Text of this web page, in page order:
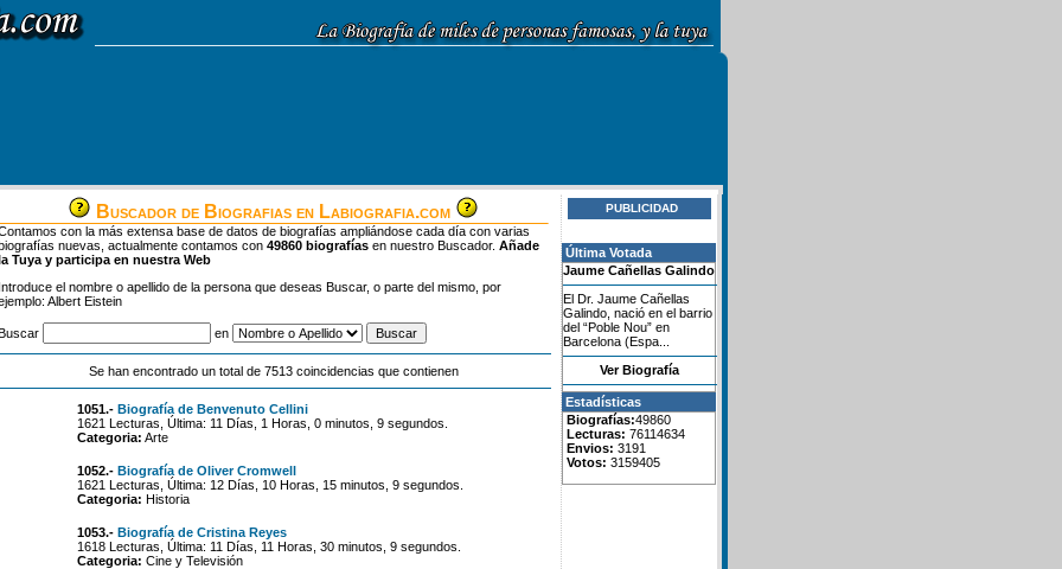
Buscador de Biografias en Labiografia.com
con la más extensa base de datos de biografías ampliándose cada día con varias
nuevas, actualmente contamos con 49860 biografías en nuestro Buscador. Añade
Tuya y participa en nuestra Web
Introduce el nombre o apellido de la persona que deseas Buscar, o parte del mismo, por
Albert Eistein
en
Se han encontrado un total de 7513 coincidencias que contienen
1051.- Biografía de Benvenuto Cellini
1621 Lecturas, Última: 11 Días, 1 Horas, 0 minutos, 9 segundos.
Categoria: Arte
1052.- Biografía de Oliver Cromwell
1621 Lecturas, Última: 12 Días, 10 Horas, 15 minutos, 9 segundos.
Categoria: Historia
1053.- Biografía de Cristina Reyes
1618 Lecturas, Última: 11 Días, 11 Horas, 30 minutos, 9 segundos.
Categoria: Cine y Televisión
PUBLICIDAD
Última Votada
Jaume Cañellas Galindo
El Dr. Jaume Cañellas
Galindo, nació en el barrio
del “Poble Nou” en
Barcelona (Espa...
Ver Biografía
Estadísticas
Biografías:49860
Lecturas: 76114634
Envios: 3191
Votos: 3159405